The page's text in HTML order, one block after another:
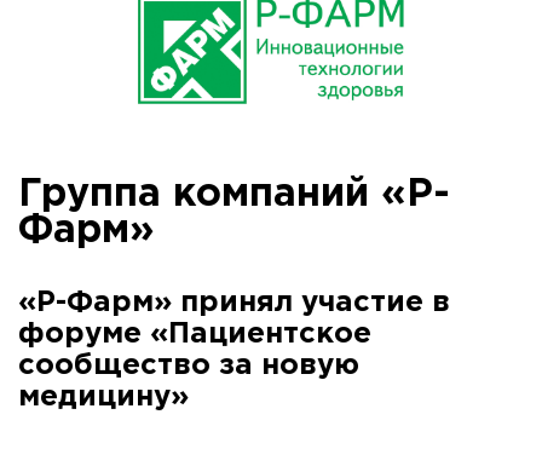
Группа компаний «Р-
Фарм»
«Р-Фарм» принял участие в
форуме «Пациентское
сообщество за новую
медицину»